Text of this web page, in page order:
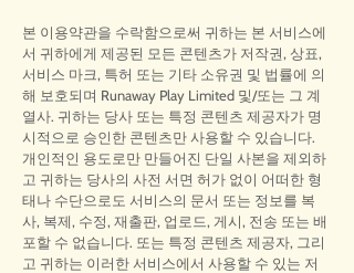
본 이용약관을 수락함으로써 귀하는 본 서비스에
서 귀하에게 제공된 모든 콘텐츠가 저작권, 상표,
서비스 마크, 특허 또는 기타 소유권 및 법률에 의
해 보호되며 Runaway Play Limited 및/또는 그 계
열사. 귀하는 당사 또는 특정 콘텐츠 제공자가 명
시적으로 승인한 콘텐츠만 사용할 수 있습니다.
개인적인 용도로만 만들어진 단일 사본을 제외하
고 귀하는 당사의 사전 서면 허가 없이 어떠한 형
태나 수단으로도 서비스의 문서 또는 정보를 복
사, 복제, 수정, 재출판, 업로드, 게시, 전송 또는 배
포할 수 없습니다. 또는 특정 콘텐츠 제공자, 그리
고 귀하는 이러한 서비스에서 사용할 수 있는 저